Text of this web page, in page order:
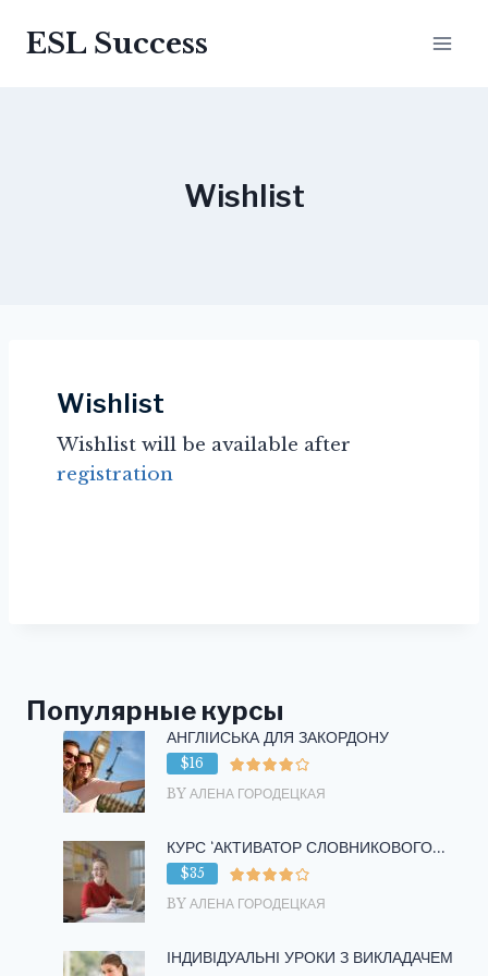
ESL Success
Wishlist
Wishlist
Wishlist will be available after
registration
Популярные курсы
АНГЛІЙСЬКА ДЛЯ ЗАКОРДОНУ
$16
BY АЛЕНА ГОРОДЕЦКАЯ
КУРС ‘АКТИВАТОР СЛОВНИКОВОГО...
$35
BY АЛЕНА ГОРОДЕЦКАЯ
ІНДИВІДУАЛЬНІ УРОКИ З ВИКЛАДАЧЕМ